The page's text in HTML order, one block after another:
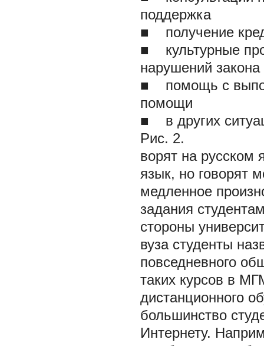
поддержка
■
■
нарушений закона
■
помощь с
помощи
■
в других
Рис. 2.
ворят на
язык, но говорят
медленное
задания
стороны
вуза студенты
повседневного
таких курсов в
дистанционного
большинство
Интернету.